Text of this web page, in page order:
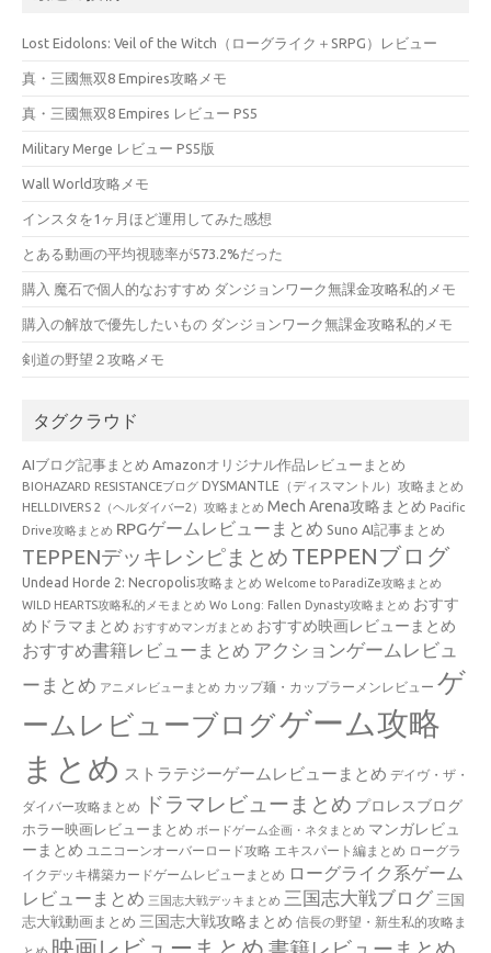
Lost Eidolons: Veil of the Witch（ローグライク＋SRPG）レビュー
真・三國無双8 Empires攻略メモ
真・三國無双8 Empires レビュー PS5
Military Merge レビュー PS5版
Wall World攻略メモ
インスタを1ヶ月ほど運用してみた感想
とある動画の平均視聴率が573.2%だった
購入 魔石で個人的なおすすめ ダンジョンワーク無課金攻略私的メモ
購入の解放で優先したいもの ダンジョンワーク無課金攻略私的メモ
剣道の野望２攻略メモ
タグクラウド
AIブログ記事まとめ Amazonオリジナル作品レビューまとめ
BIOHAZARD RESISTANCEブログ DYSMANTLE（ディスマントル）攻略まとめ
HELLDIVERS 2（ヘルダイバー2）攻略まとめ Mech Arena攻略まとめ Pacific
Drive攻略まとめ RPGゲームレビューまとめ Suno AI記事まとめ
TEPPENデッキレシピまとめ TEPPENブログ
Undead Horde 2: Necropolis攻略まとめ Welcome to ParadiZe攻略まとめ
WILD HEARTS攻略私的メモまとめ Wo Long: Fallen Dynasty攻略まとめ おすす
めドラマまとめ おすすめマンガまとめ おすすめ映画レビューまとめ
おすすめ書籍レビューまとめ アクションゲームレビュ
ーまとめ アニメレビューまとめ カップ麺・カップラーメンレビュー ゲ
ームレビューブログゲーム攻略
まとめ ストラテジーゲームレビューまとめ デイヴ・ザ・
ダイバー攻略まとめ ドラマレビューまとめ プロレスブログ
ホラー映画レビューまとめ ボードゲーム企画・ネタまとめ マンガレビュ
ーまとめ ユニコーンオーバーロード攻略 エキスパート編まとめ ローグラ
イクデッキ構築カードゲームレビューまとめ ローグライク系ゲーム
レビューまとめ 三国志大戦デッキまとめ 三国志大戦ブログ 三国
志大戦動画まとめ 三国志大戦攻略まとめ 信長の野望・新生私的攻略ま
映画レビューまとめ